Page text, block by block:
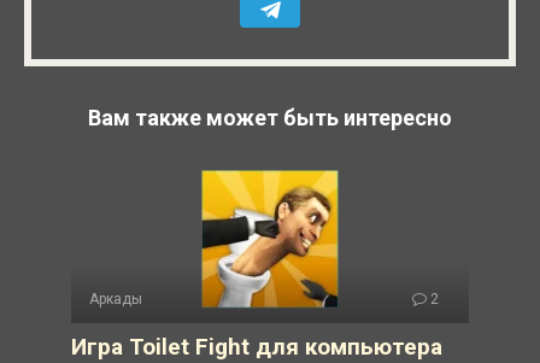
Вам также может быть интересно
Аркады 2
Игра Toilet Fight для компьютера